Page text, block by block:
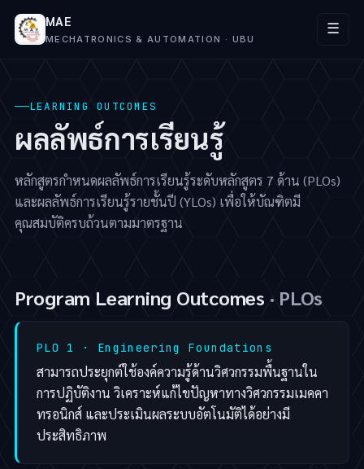
MAE
MECHATRONICS & AUTOMATION · UBU
☰
LEARNING OUTCOMES
ผลลัพธ์การเรียนรู้
หลักสูตรกำหนดผลลัพธ์การเรียนรู้ระดับหลักสูตร 7 ด้าน (PLOs)
และผลลัพธ์การเรียนรู้รายชั้นปี (YLOs) เพื่อให้บัณฑิตมี
คุณสมบัติครบถ้วนตามมาตรฐาน
Program Learning Outcomes · PLOs
PLO 1 · Engineering Foundations
สามารถประยุกต์ใช้องค์ความรู้ด้านวิศวกรรมพื้นฐานใน
การปฏิบัติงาน วิเคราะห์แก้ไขปัญหาทางวิศวกรรมเมคคา
ทรอนิกส์ และประเมินผลระบบอัตโนมัติได้อย่างมี
ประสิทธิภาพ